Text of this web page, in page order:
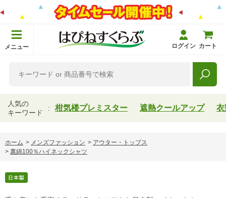
メニュー ログイン カート
人気の
キーワード
柑気楼プレミスター 遮熱クールアップ 衣
ホーム > メンズファッション > アウター・トップス
> 裏綿100％ハイネックシャツ